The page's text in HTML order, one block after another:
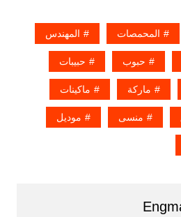
المحمصات المهندس
حبوب حبيبات
ماركة ماكينات
منسى موديل